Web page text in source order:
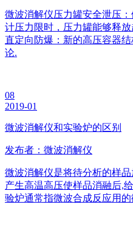
微波消解仪压力罐安全泄压
计压力限时，压力罐能够释
直定向防爆：新的高压容器
论.
08
2019-01
微波消解仪和实验炉的区别
发布者：微波消解仪
微波消解仪是将待分析的样
产生高温高压使样品消融后,
验炉通常指微波合成反应用